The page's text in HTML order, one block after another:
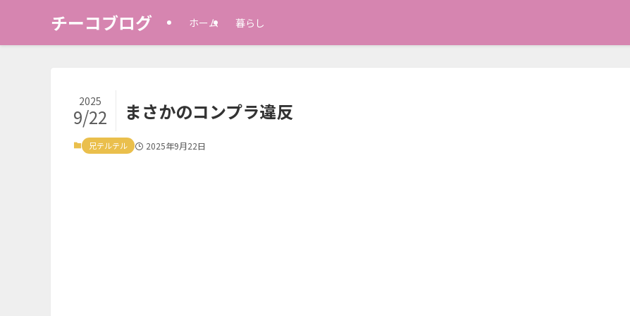
チーコブログ ホーム 暮らし
まさかのコンプラ違反
2025
9/22
兄テルテル 2025年9月22日